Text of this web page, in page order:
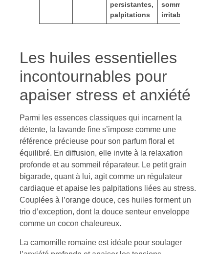
persistantes,
palpitations
sommeil,
irritabilité
Les huiles essentielles
incontournables pour
apaiser stress et anxiété
Parmi les essences classiques qui incarnent la
détente, la lavande fine s’impose comme une
référence précieuse pour son parfum floral et
équilibré. En diffusion, elle invite à la relaxation
profonde et au sommeil réparateur. Le petit grain
bigarade, quant à lui, agit comme un régulateur
cardiaque et apaise les palpitations liées au stress.
Couplées à l’orange douce, ces huiles forment un
trio d’exception, dont la douce senteur enveloppe
comme un cocon chaleureux.
La camomille romaine est idéale pour soulager